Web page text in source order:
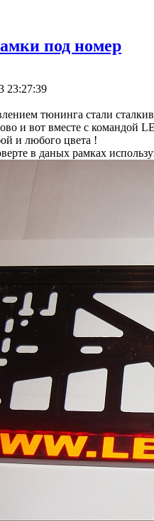
под номер
23:27:39
тюнинга стали
и вот вместе с командой
и любого цвета !
в даных рамках